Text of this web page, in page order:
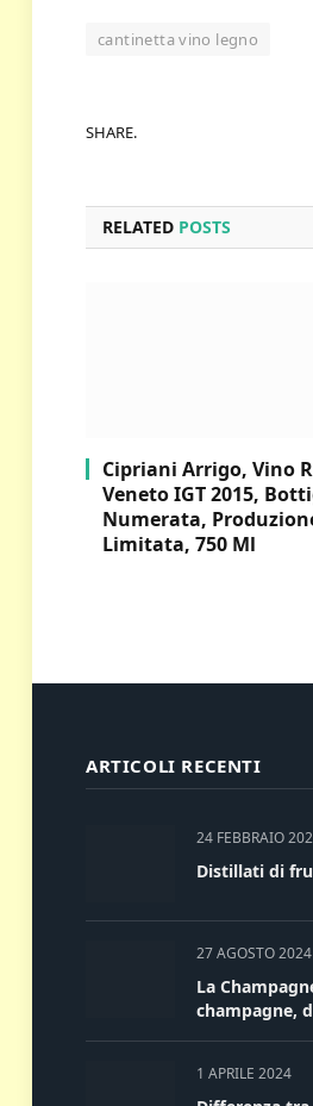
cantinetta vino legno
SHARE.
RELATED POSTS
Cipriani Arrigo, Vino
Veneto IGT 2015,
Numerata,
Limitata, 750 Ml
ARTICOLI RECENTI
24 FEBBRAIO
Distillati di
27 AGOSTO 2024
La
champagne,
1 APRILE 2024